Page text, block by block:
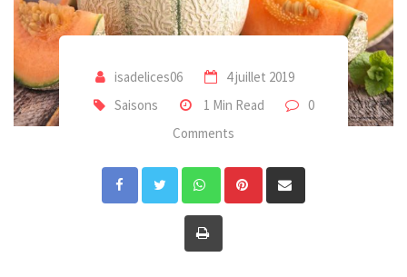
isadelices06
4 juillet 2019
Saisons
1 Min Read
0
Comments
WhatsappPinterest
via